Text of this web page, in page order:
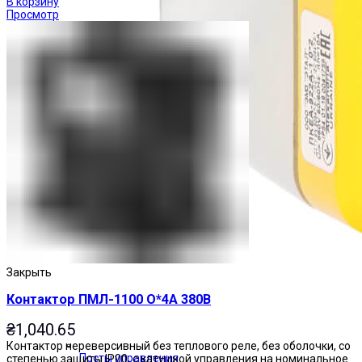
Посты управления
Просмотр
Закрыть
Контактор ПМЛ-1100 О*4А 380В
₴1,040.65
Контактор нереверсивный без теплового реле, без оболочки, со
степенью защиты IP00, с катушкой управления на номинальное